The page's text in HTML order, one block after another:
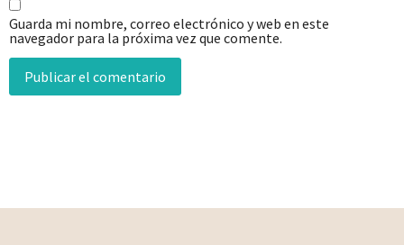
Guarda mi nombre, correo electrónico y web en este
navegador para la próxima vez que comente.